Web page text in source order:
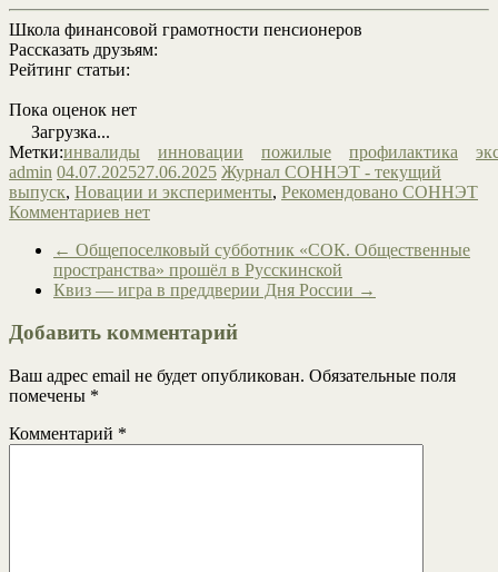
Школа финансовой грамотности пенсионеров
Рассказать друзьям:
Рейтинг статьи:
Пока оценок нет
Загрузка...
Метки:инвалиды инновации пожилые профилактика
admin 04.07.202527.06.2025 Журнал СОННЭТ - текущий
выпуск, Новации и эксперименты, Рекомендовано СОННЭТ
Комментариев нет
← Общепоселковый субботник «СОК. Общественные
пространства» прошёл в Русскинской
Квиз — игра в преддверии Дня России →
Добавить комментарий
Ваш адрес email не будет опубликован. Обязательные поля
помечены *
Комментарий *